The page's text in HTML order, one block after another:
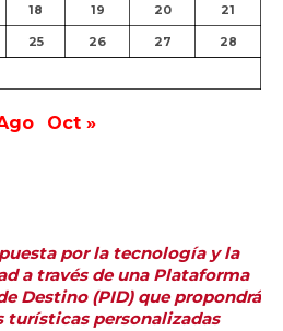
18 19 20 21
25 26 27 28
Oct »
por la tecnología y la
a través de una Plataforma
Destino (PID) que propondrá
turísticas personalizadas